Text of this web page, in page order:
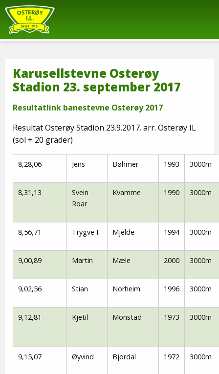
Karusellstevne Osterøy
Stadion 23. september 2017
Resultatlink banestevne Osterøy 2017
Resultat Osterøy Stadion 23.9.2017. arr. Osterøy IL
(sol + 20 grader)
8,28,06 Jens Bøhmer 1993 3000m
8,31,13
Svein
Roar
Kvamme 1990 3000m
8,56,71 Trygve F Mjelde 1994 3000m
9,00,89 Martin Mæle 2000 3000m
9,02,56 Stian Norheim 1996 3000m
9,12,81 Kjetil Monstad 1973 3000m
9,15,07 Øyvind Bjordal 1972 3000m